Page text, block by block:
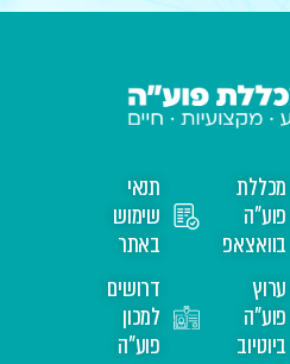
מכללת
פוע"ה
בוואצאפ
ערוץ
פוע"ה
ביוטיוב
תנאי
שימוש
באתר
דרושים
למכון
פוע"ה